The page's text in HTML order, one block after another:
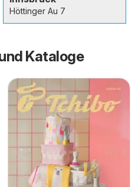
Höttinger Au 7
Kataloge